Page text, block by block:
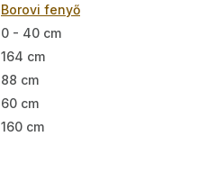
Borovi fenyő
0 - 40 cm
164 cm
88 cm
60 cm
160 cm